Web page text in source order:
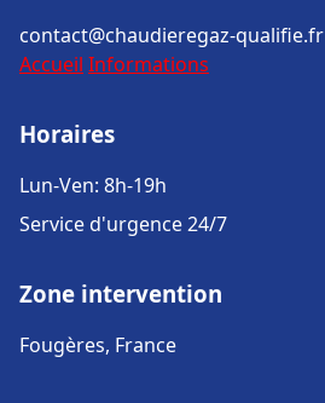
contact@chaudieregaz-qualifie.fr
Accueil Informations
Horaires
Lun-Ven: 8h-19h
Service d'urgence 24/7
Zone intervention
Fougères, France